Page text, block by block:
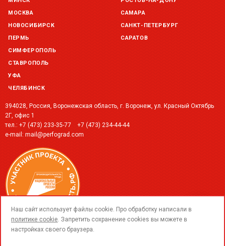
МОСКВА
НОВОСИБИРСК
ПЕРМЬ
САМАРА
САНКТ-ПЕТЕРБУРГ
САРАТОВ
СИМФЕРОПОЛЬ
СТАВРОПОЛЬ
УФА
ЧЕЛЯБИНСК
394028, Россия, Воронежская область, г. Воронеж, ул. Красный Октябрь
2Г, офис 1
тел.:+7 (473) 233-35-77
+7 (473) 234-44-44
e-mail:mail@perfograd.com
call
Наш сайт использует файлы cookie. Про обработку написали в
политике cookie. Запретить сохранение cookies вы можете в
настройках своего браузера.